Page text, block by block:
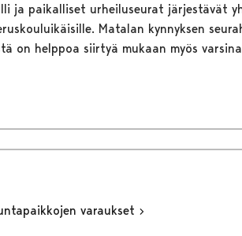
ja paikalliset urheiluseurat järjestävät
Matalan kynnyksen
on helppoa siirtyä mukaan myös
varaukset